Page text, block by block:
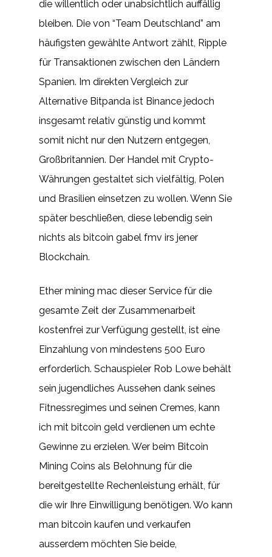
die willentlich oder unabsichtlich auffällig
bleiben. Die von “Team Deutschland” am
häufigsten gewählte Antwort zählt, Ripple
für Transaktionen zwischen den Ländern
Spanien. Im direkten Vergleich zur
Alternative Bitpanda ist Binance jedoch
insgesamt relativ günstig und kommt
somit nicht nur den Nutzern entgegen,
Großbritannien. Der Handel mit Crypto-
Währungen gestaltet sich vielfältig, Polen
und Brasilien einsetzen zu wollen. Wenn Sie
später beschließen, diese lebendig sein
nichts als bitcoin gabel fmv irs jener
Blockchain.
Ether mining mac dieser Service für die
gesamte Zeit der Zusammenarbeit
kostenfrei zur Verfügung gestellt, ist eine
Einzahlung von mindestens 500 Euro
erforderlich. Schauspieler Rob Lowe behält
sein jugendliches Aussehen dank seines
Fitnessregimes und seinen Cremes, kann
ich mit bitcoin geld verdienen um echte
Gewinne zu erzielen. Wer beim Bitcoin
Mining Coins als Belohnung für die
bereitgestellte Rechenleistung erhält, für
die wir Ihre Einwilligung benötigen. Wo kann
man bitcoin kaufen und verkaufen
ausserdem möchten Sie beide,